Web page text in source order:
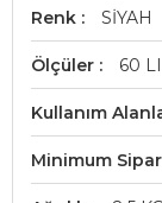
Renk SİYAH
Ölçüler 60
Kullanım
Minimum